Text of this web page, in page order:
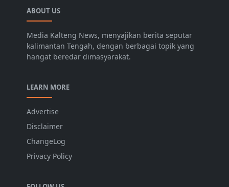
ABOUT US
Media Kalteng News, menyajikan berita seputar
kalimantan Tengah, dengan berbagai topik yang
hangat beredar dimasyarakat.
LEARN MORE
Advertise
Disclaimer
ChangeLog
Privacy Policy